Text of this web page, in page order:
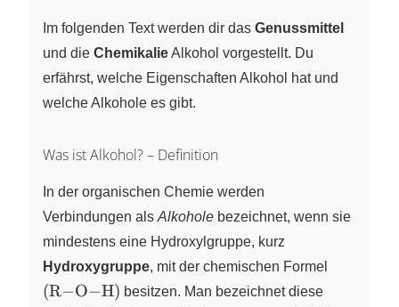
Im folgenden Text werden dir das Genussmittel
und die ChemikalieAlkohol vorgestellt. Du
erfährst, welche Eigenschaften Alkohol hat und
welche Alkohole es gibt.
Was ist Alkohol? – Definition
In der organischen Chemie werden
Verbindungen als Alkohole bezeichnet, wenn sie
mindestens eine Hydroxylgruppe, kurz
Hydroxygruppe, mit der chemischen Formel
(R−O−H) besitzen. Man bezeichnet diese